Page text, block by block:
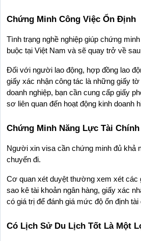
Chứng Minh Công Việc Ổn Định
Tình trạng nghề nghiệp giúp chứng
buộc tại Việt Nam và sẽ quay trở về
Đối với người lao động, hợp đồng lao
giấy xác nhận công tác là những giấy
doanh nghiệp, bạn cần cung cấp giấy
sơ liên quan đến hoạt động kinh doanh
Chứng Minh Năng Lực Tài Chính
Người xin visa cần chứng minh đủ khả
chuyến đi.
Cơ quan xét duyệt thường xem xét các
sao kê tài khoản ngân hàng, giấy xác
có giá trị để đánh giá mức độ ổn định tài
Có Lịch Sử Du Lịch Tốt Là Một